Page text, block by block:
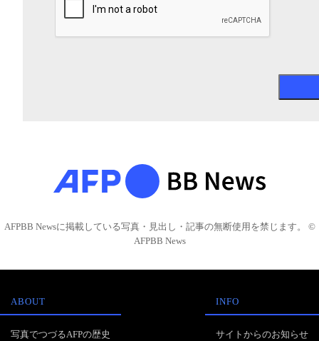
AFPBB Newsに掲載している写真・見出し・記事の無断使用を禁じます。 ©
AFPBB News
ABOUT
写真でつづるAFPの歴史
INFO
サイトからのお知らせ